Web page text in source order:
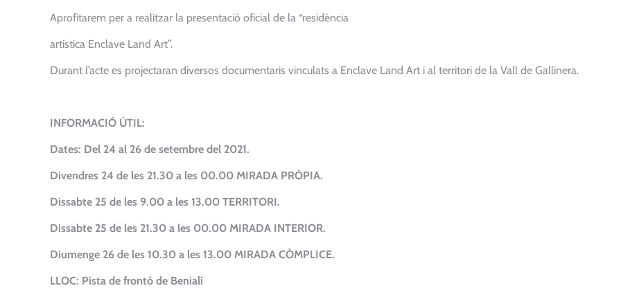
Aprofitarem per a realitzar la presentació oficial de la “residència
artística Enclave Land Art”.
Durant l’acte es projectaran diversos documentaris vinculats a Enclave Land Art i al territori de la Vall de Gallinera.
INFORMACIÓ ÚTIL:
Dates: Del 24 al 26 de setembre del 2021.
Divendres 24 de les 21.30 a les 00.00 MIRADA PRÒPIA.
Dissabte 25 de les 9.00 a les 13.00 TERRITORI.
Dissabte 25 de les 21.30 a les 00.00 MIRADA INTERIOR.
Diumenge 26 de les 10.30 a les 13.00 MIRADA CÒMPLICE.
LLOC: Pista de frontó de Benialí